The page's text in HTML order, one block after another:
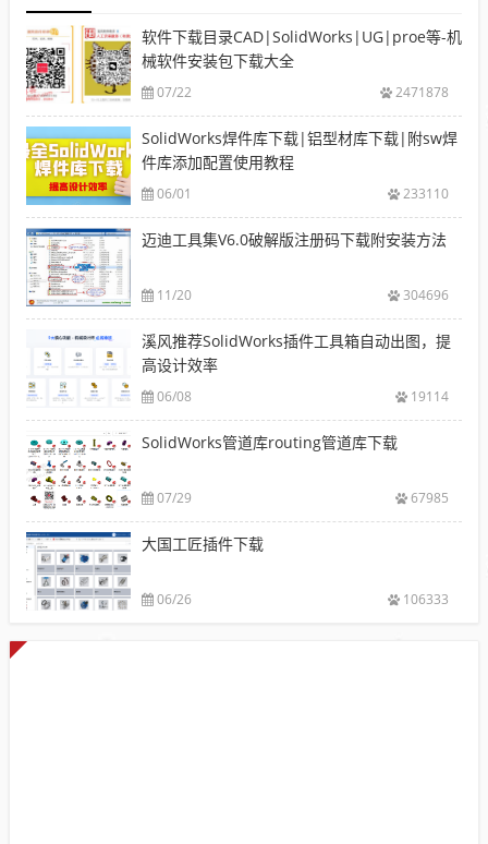
软件下载目录CAD|SolidWorks|UG|proe等-机
械软件安装包下载大全
07/22 2471878
SolidWorks焊件库下载|铝型材库下载|附sw焊
件库添加配置使用教程
06/01 233110
迈迪工具集V6.0破解版注册码下载附安装方法
11/20 304696
溪风推荐SolidWorks插件工具箱自动出图，提
高设计效率
06/08 19114
SolidWorks管道库routing管道库下载
07/29 67985
大国工匠插件下载
06/26 106333